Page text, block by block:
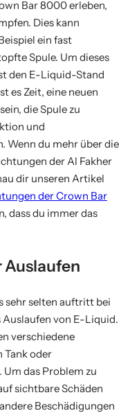
Bar 8000 erleben,
Dies kann
ein fast
Spule. Um dieses
den E-Liquid-Stand
es Zeit, eine neuen
die Spule zu
und
Wenn du mehr über die
der Al Fakher
dir unseren Artikel
der Crown Bar
dass du immer das
Auslaufen
sehr selten auftritt bei
Auslaufen von E-Liquid.
verschiedene
Tank oder
das Problem zu
sichtbare Schäden
Beschädigungen